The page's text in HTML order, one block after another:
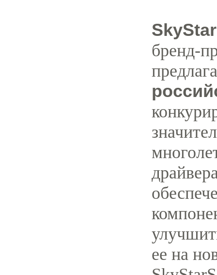
бренд-
ее на